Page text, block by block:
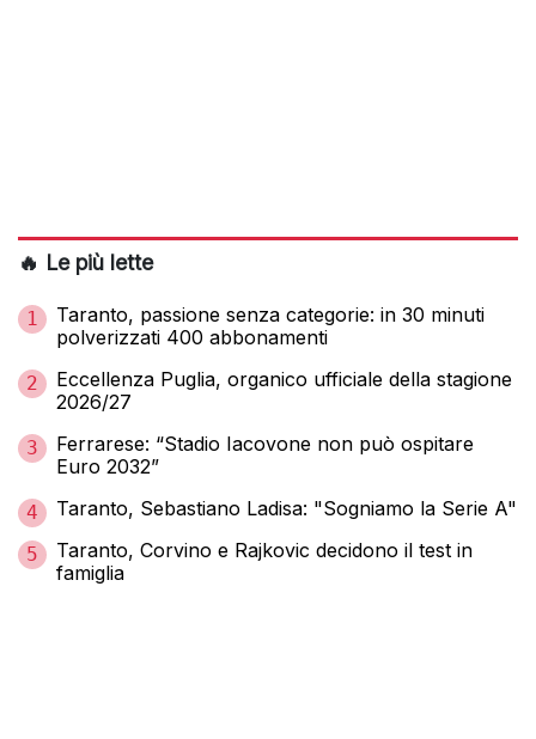
🔥 Le più lette
1
Taranto, passione senza categorie: in 30 minuti
polverizzati 400 abbonamenti
2
Eccellenza Puglia, organico ufficiale della stagione
2026/27
3
Ferrarese: “Stadio Iacovone non può ospitare
Euro 2032”
4 Taranto, Sebastiano Ladisa: "Sogniamo la Serie A"
5
Taranto, Corvino e Rajkovic decidono il test in
famiglia